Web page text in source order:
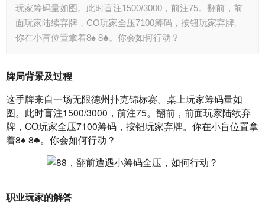
玩家筹码量如图。此时盲注1500/3000，前注75。翻前，前
面玩家陆续弃牌，CO玩家全压7100筹码，按钮玩家弃牌。
你在小盲位置拿着8♠ 8♣。你会如何行动？
牌局背景及过程
这手牌来自一场无限德州扑克锦标赛。桌上玩家筹码量如
图。此时盲注1500/3000，前注75。翻前，前面玩家陆续弃
牌，CO玩家全压7100筹码，按钮玩家弃牌。你在小盲位置拿
着8♠ 8♣。你会如何行动？
职业玩家的解答